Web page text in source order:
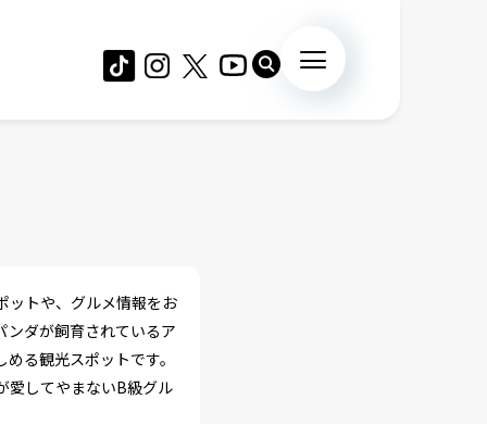
ットや、グルメ情報をお
ンダが飼育されているア
る観光スポットです。
愛してやまないB級グル